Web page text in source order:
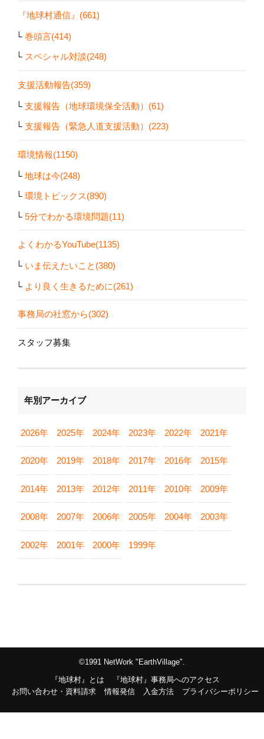
『地球村通信』(661)
巻頭言(414)
スペシャル対談(248)
支援活動報告(359)
支援報告（地球環境保全活動）(61)
支援報告（緊急人道支援活動）(223)
環境情報(1150)
地球は今(248)
環境トピックス(890)
5分でわかる環境問題(11)
よくわかるYouTube(1135)
いま伝えたいこと(380)
より良く生きるために(261)
事務局の社窓から(302)
スタッフ募集
年別アーカイブ
2026年 2025年 2024年 2023年 2022年 2021年
2020年 2019年 2018年 2017年 2016年 2015年
2014年 2013年 2012年 2011年 2010年 2009年
2008年 2007年 2006年 2005年 2004年 2003年
2002年 2001年 2000年 1999年
©1991 NetWork "EarthVillage".
『地球村』とは
『地球村』事務局へのアクセス
お問い合わせ・資料請求
情報発信 入金方法 プライバシーポリシー